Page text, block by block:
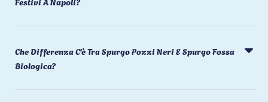
Che Differenza C'è Tra Spurgo Pozzi Neri E Spurgo Fossa
Biologica?